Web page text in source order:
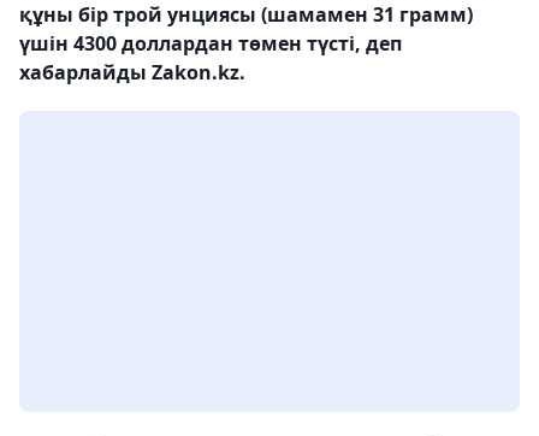
құны бір трой унциясы (шамамен 31 грамм)
үшін 4300 доллардан төмен түсті, деп
хабарлайды Zakon.kz.